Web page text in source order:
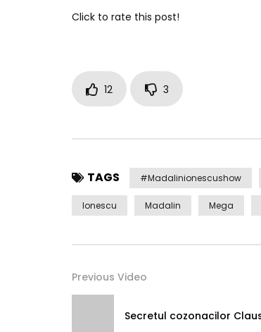
Click to rate this post!
12 3
TAGS #madalinionescushow
Ionescu Madalin Mega
Previous Video
Secretul cozonacilor